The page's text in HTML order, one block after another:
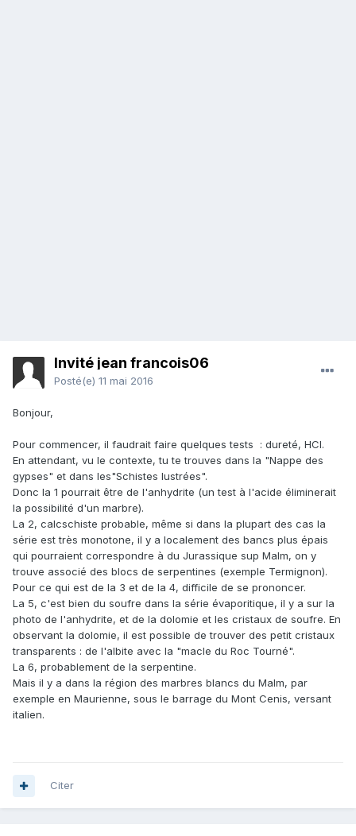
Invité jean francois06
Posté(e) 11 mai 2016
Bonjour,
Pour commencer, il faudrait faire quelques tests : dureté, HCl.
En attendant, vu le contexte, tu te trouves dans la "Nappe des
gypses" et dans les"Schistes lustrées".
Donc la 1 pourrait être de l'anhydrite (un test à l'acide éliminerait
la possibilité d'un marbre).
La 2, calcschiste probable, même si dans la plupart des cas la
série est très monotone, il y a localement des bancs plus épais
qui pourraient correspondre à du Jurassique sup Malm, on y
trouve associé des blocs de serpentines (exemple Termignon).
Pour ce qui est de la 3 et de la 4, difficile de se prononcer.
La 5, c'est bien du soufre dans la série évaporitique, il y a sur la
photo de l'anhydrite, et de la dolomie et les cristaux de soufre. En
observant la dolomie, il est possible de trouver des petit cristaux
transparents : de l'albite avec la "macle du Roc Tourné".
La 6, probablement de la serpentine.
Mais il y a dans la région des marbres blancs du Malm, par
exemple en Maurienne, sous le barrage du Mont Cenis, versant
italien.
Citer